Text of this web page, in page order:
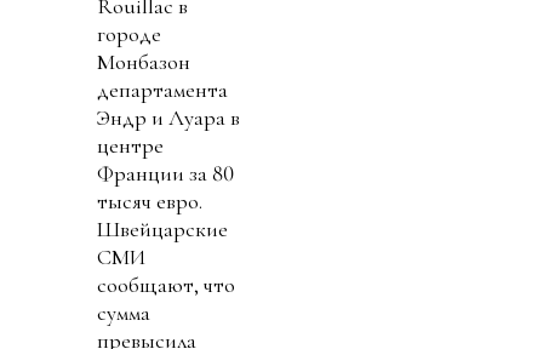
Rouillac в
городе
Монбазон
департамента
Эндр и Луара в
центре
Франции за 80
тысяч евро.
Швейцарские
СМИ
сообщают, что
сумма
превысила